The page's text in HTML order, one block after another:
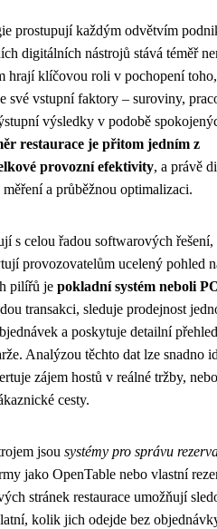
prostupují každým odvětvím
digitálních nástrojů stává téměř
hrají klíčovou roli v pochopení
své vstupní faktory – suroviny,
výsledky v podobě
restaurace je přitom jedním z
provozní efektivity, a právě
a průběžnou optimalizaci.
s celou řadou softwarových
provozovatelům ucelený pohled
pilířů je pokladní systém neboli
transakci, sleduje prodejnost
a poskytuje detailní
Analýzou těchto dat lze snadno
zájem hostů v reálné tržby,
cesty.
jsou systémy pro správu
jako OpenTable nebo vlastní
stránek restaurace umožňují
kolik jich odejde bez